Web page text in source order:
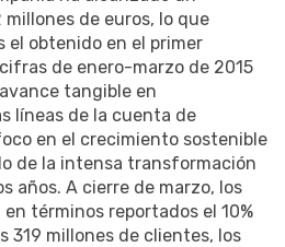
de euros, lo que
el obtenido en el primer
de enero-marzo de 2015
tangible en
líneas de la cuenta de
en el crecimiento sostenible
de la intensa transformación
años. A cierre de marzo, los
términos reportados el 10%
319 millones de clientes, los